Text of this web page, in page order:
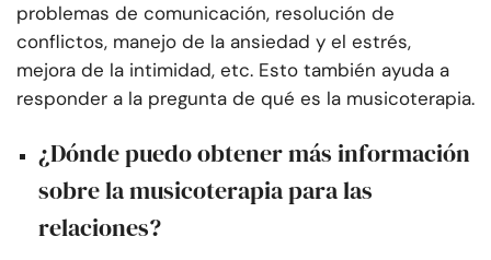
problemas de comunicación, resolución de
conflictos, manejo de la ansiedad y el estrés,
mejora de la intimidad, etc. Esto también ayuda a
responder a la pregunta de qué es la musicoterapia.
¿Dónde puedo obtener más información
sobre la musicoterapia para las
relaciones?